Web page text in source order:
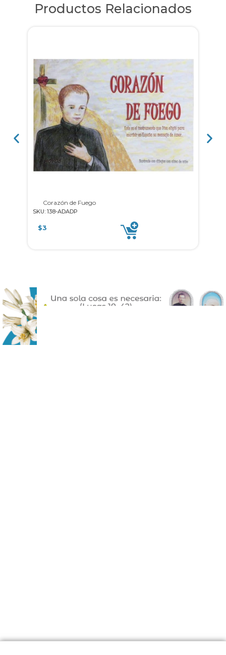
Productos Relacionados
Corazón de Fuego
SKU: 138-ADADP
$3